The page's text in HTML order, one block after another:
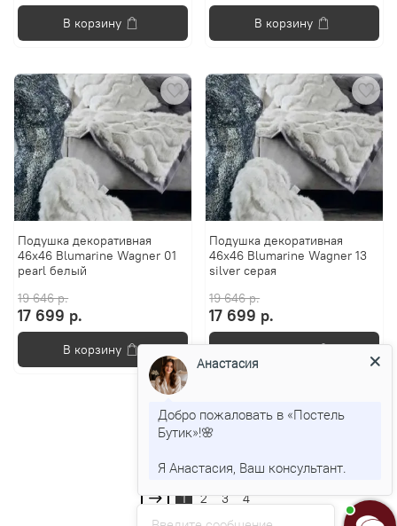
В корзину В корзину
Подушка декоративная
46х46 Blumarine Wagner 01
pearl белый
19 646 р.
17 699 р.
В корзину
Подушка декоративная
46х46 Blumarine Wagner 13
silver серая
19 646 р.
17 699 р.
В корзину
1 2 3 4
Анастасия
Добро пожаловать в «Постель
Бутик»!🌸
Я Анастасия, Ваш консультант.